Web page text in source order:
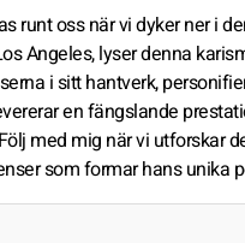
runt oss när vi dyker ner i
Angeles, lyser denna
i sitt hantverk,
en fängslande
med mig när vi utforskar
som formar hans unika